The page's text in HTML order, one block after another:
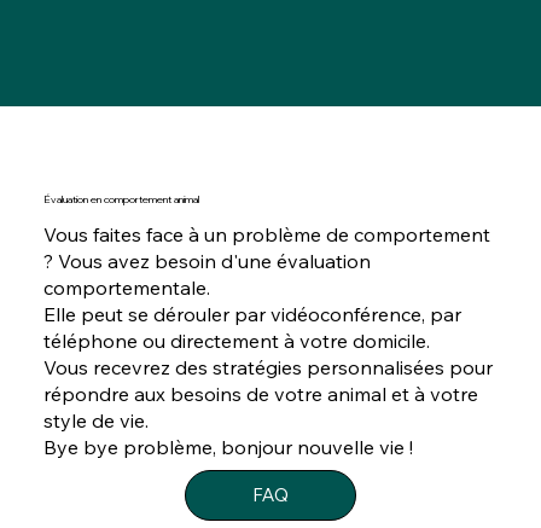
Évaluation en comportement animal
Vous faites face à un problème de comportement
? Vous avez besoin d'une évaluation
comportementale.
Elle peut se dérouler par vidéoconférence, par
téléphone ou directement à votre domicile.
Vous recevrez des stratégies personnalisées pour
répondre aux besoins de votre animal et à votre
style de vie.
Bye bye problème, bonjour nouvelle vie !
FAQ